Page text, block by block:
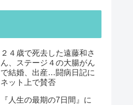
２４歳で死去した遠藤和さ
ん、ステージ４の大腸がん
で結婚、出産…闘病日記に
ネット上で賛否
『人生の最期の7日間』に